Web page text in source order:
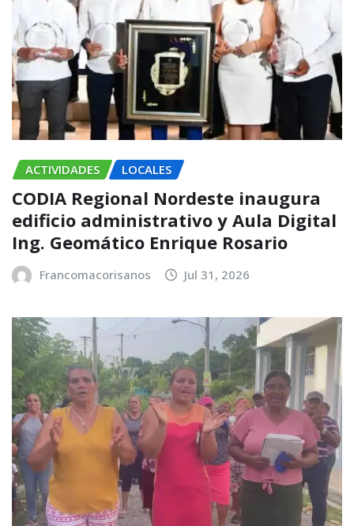
ACTIVIDADES LOCALES
CODIA Regional Nordeste inaugura
edificio administrativo y Aula Digital
Ing. Geomático Enrique Rosario
Francomacorisanos Jul 31, 2026